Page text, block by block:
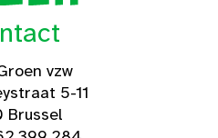
vzw
5-11
Brussel